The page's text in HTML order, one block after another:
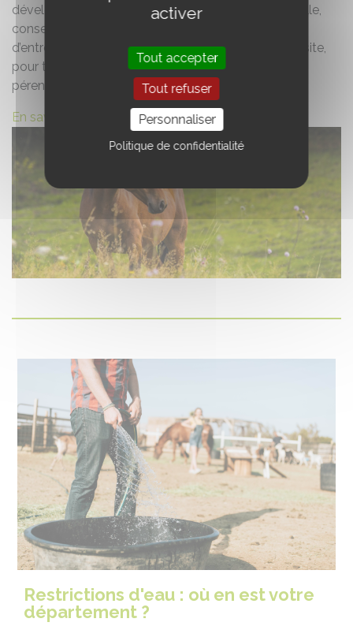
développement de leur activité : étude prévisionnelle,
conseil juridique et fiscal, plan de développement
d’entreprise. Une expertise au service de votre réussite,
pour transformer votre projet équin en exploitation
pérenne.
En savoir +
Restrictions d'eau : où en est votre
département ?
activer
Tout accepter
Tout refuser
Personnaliser
Politique de confidentialité